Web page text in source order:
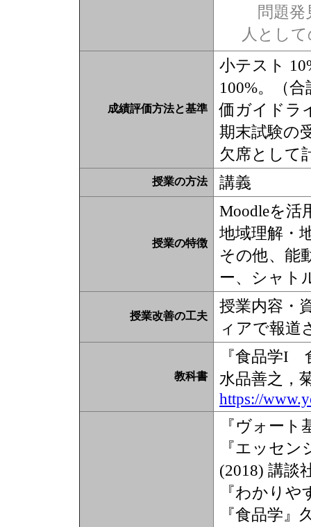
問題発
人とし
成績評価方法と基準
小テスト
100%。（
価ガイドラ
期末試験の
欠席として
授業の方法 講義
授業の特徴
Moodleを活
地域理解・
その他、能
ー、シャト
授業改善の工夫
授業内容・
ィアで報道
教科書
『食品学I
水品善之，
https://
『ヴォート
『エッセ
(2018) 講談
『わかり
『食品学』